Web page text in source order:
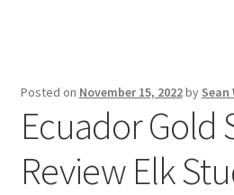
Contact us
Privacy Policy
Posted on November 15, 2022by Sean
Ecuador Gold
Review Elk